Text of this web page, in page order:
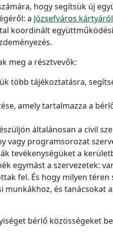
hogy segítsük új
a Józsefváros kártyáról
koordinált
meg a résztvevők:
több tájékoztatásra,
amely tartalmazza a
általánosan a civil
vagy programsorozat
tevékenységüket a
egymást a szervezetek:
fel. És hogy milyen
és tanácsokat
bérlő közösségeket